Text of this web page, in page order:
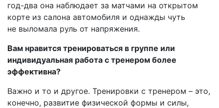
год-два она наблюдает за матчами на открытом
корте из салона автомобиля и однажды чуть
не выломала руль от напряжения.
Вам нравится тренироваться в группе или
индивидуальная работа с тренером более
эффективна?
Важно и то и другое. Тренировки с тренером – это,
конечно, развитие физической формы и силы,